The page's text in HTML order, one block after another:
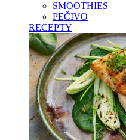
SMOOTHIES
PEČIVO
RECEPTY